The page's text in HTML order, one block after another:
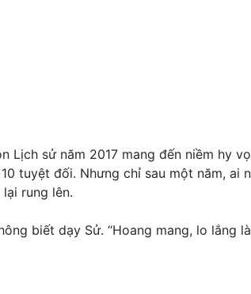
Lịch sử năm 2017 mang đến niềm hy
tuyệt đối. Nhưng chỉ sau một năm, ai
rung lên.
biết dạy Sử. “Hoang mang, lo lắng